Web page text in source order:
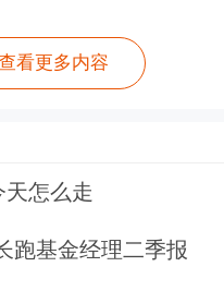
看更多内容
怎么走
跑基金经理二季报